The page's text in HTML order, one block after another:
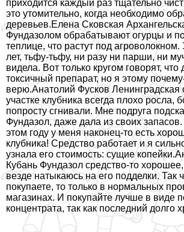
приходится каждый раз тщательно
это утомительно, когда необходимо
деревьев.Елена Сковская
Фундазолом обpaбатывают огурцы и
теплице, что растут под
лет, тьфу-тьфу, ни разу ни парши, ни
видела. Вот только кругом говорят, что
токсичный препарат, но я этому
верю.Анатолий Фусков Ленинградская
участке клубника всегда плохо росла,
попросту сгнивали. Мне подруга
Фундазол, даже дала из своих
этом году у меня наконец-то есть
клубника! Средство работает и я
узнала его стоимость: сущие
Кубань Фундазол средство-то
везде натыкаюсь на его подделки. Так
покупаете, то только в нормальных
магазинах. И покупайте лучше в виде
концентрата, так как последний долго